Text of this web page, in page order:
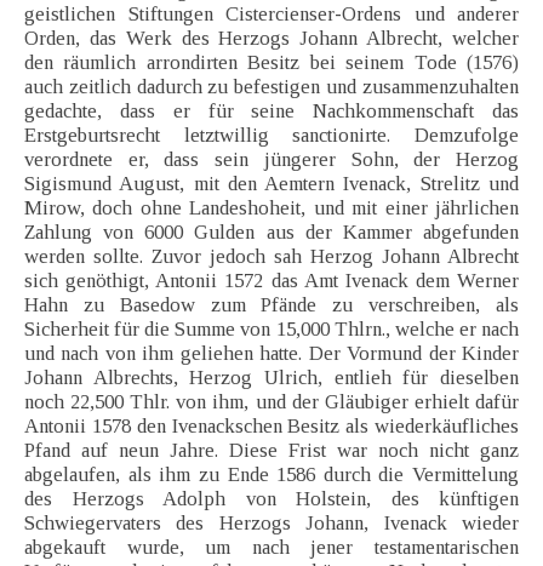
geistlichen Stiftungen Cistercienser-Ordens und anderer
Orden, das Werk des Herzogs Johann Albrecht, welcher
den räumlich arrondirten Besitz bei seinem Tode (1576)
auch zeitlich dadurch zu befestigen und zusammenzuhalten
gedachte, dass er für seine Nachkommenschaft das
Erstgeburtsrecht letztwillig sanctionirte. Demzufolge
verordnete er, dass sein jüngerer Sohn, der Herzog
Sigismund August, mit den Aemtern Ivenack, Strelitz und
Mirow, doch ohne Landeshoheit, und mit einer jährlichen
Zahlung von 6000 Gulden aus der Kammer abgefunden
werden sollte. Zuvor jedoch sah Herzog Johann Albrecht
sich genöthigt, Antonii 1572 das Amt Ivenack dem Werner
Hahn zu Basedow zum Pfände zu verschreiben, als
Sicherheit für die Summe von 15,000 Thlrn., welche er nach
und nach von ihm geliehen hatte. Der Vormund der Kinder
Johann Albrechts, Herzog Ulrich, entlieh für dieselben
noch 22,500 Thlr. von ihm, und der Gläubiger erhielt dafür
Antonii 1578 den Ivenackschen Besitz als wiederkäufliches
Pfand auf neun Jahre. Diese Frist war noch nicht ganz
abgelaufen, als ihm zu Ende 1586 durch die Vermittelung
des Herzogs Adolph von Holstein, des künftigen
Schwiegervaters des Herzogs Johann, Ivenack wieder
abgekauft wurde, um nach jener testamentarischen